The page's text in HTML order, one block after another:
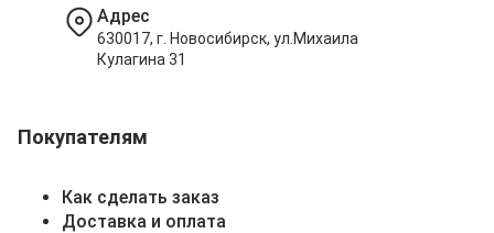
Покупателям
Как сделать заказ
Доставка и оплата
Адрес
630017, г. Новосибирск, ул.Михаила
Кулагина 31